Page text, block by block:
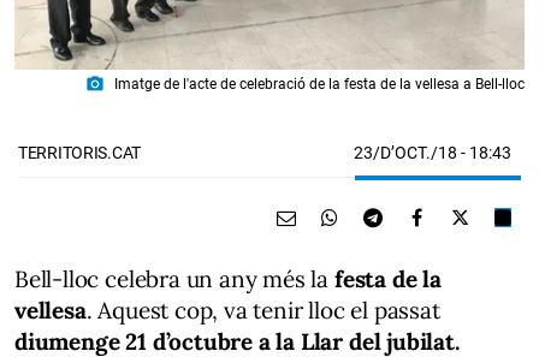
photo_camera Imatge de l'acte de celebració de la festa de la vellesa a Bell-lloc
TERRITORIS.CAT 23/D’OCT./18 - 18:43
Bell-lloc celebra un any més la festa de la
vellesa. Aquest cop, va tenir lloc el passat
diumenge 21 d’octubre a la Llar del jubilat.